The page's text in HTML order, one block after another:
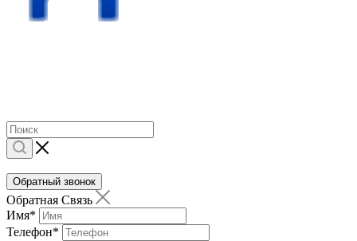
Обратный звонок
Обратная Связь
Имя*
Телефон*